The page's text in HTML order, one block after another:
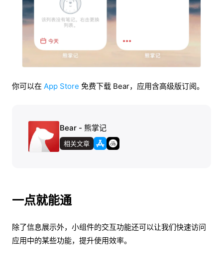
你可以在 App Store 免费下载 Bear，应用含高级版订阅。
Bear - 熊掌记
相关文章
一点就能通
除了信息展示外，小组件的交互功能还可以让我们快速访问
应用中的某些功能，提升使用效率。